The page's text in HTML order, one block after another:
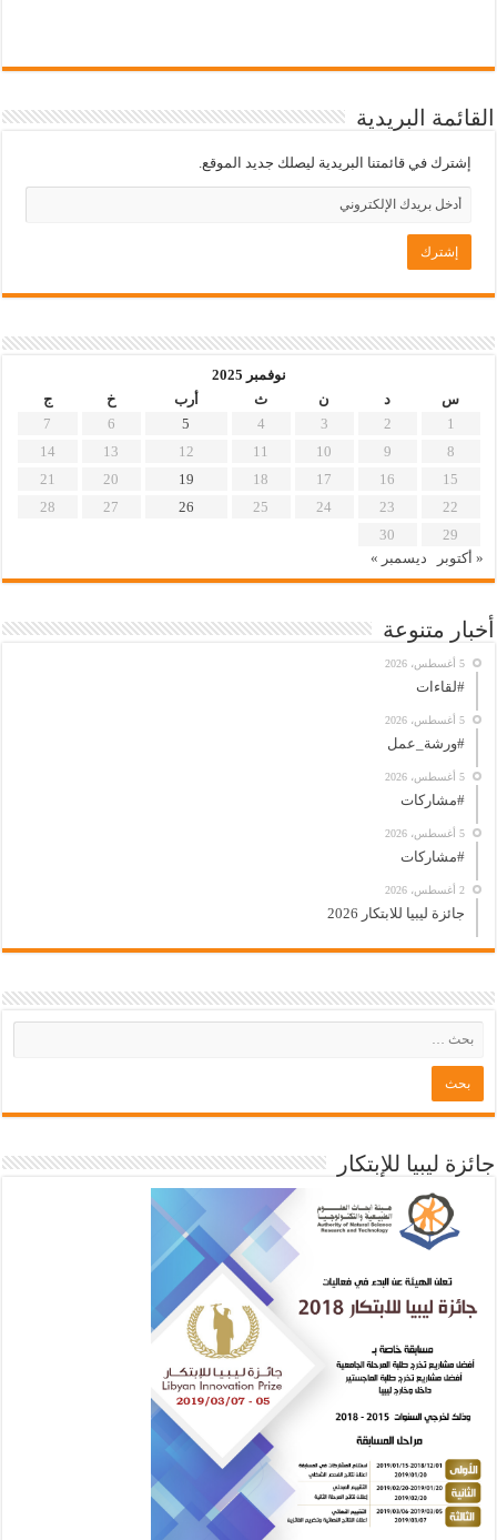
القائمة البريدية
إشترك في قائمتنا البريدية ليصلك جديد الموقع.
نوفمبر 2025
س
د ن ث أرب خ
ج
1
2
3
4
5
6
7
8
9
10
11
12
13
14
15
16
17
18
19
20
21
22
23
24
25
26
27
28
29
30
« أكتوبر
ديسمبر »
أخبار متنوعة
5 أغسطس، 2026
#لقاءات
5 أغسطس، 2026
#ورشة_عمل
5 أغسطس، 2026
#مشاركات
5 أغسطس، 2026
#مشاركات
2 أغسطس، 2026
جائزة ليبيا للابتكار 2026
جائزة ليبيا للإبتكار